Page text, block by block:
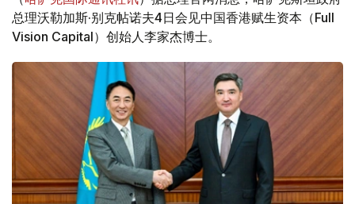
总理沃勒加斯·别克帖诺夫4日会见中国香港赋生资本（Full
Vision Capital）创始人李家杰博士。